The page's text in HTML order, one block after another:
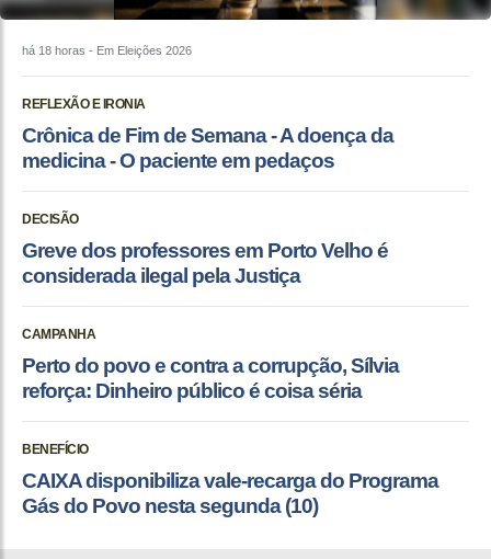
há 18 horas - Em Eleições 2026
REFLEXÃO E IRONIA
Crônica de Fim de Semana - A doença da
medicina - O paciente em pedaços
DECISÃO
Greve dos professores em Porto Velho é
considerada ilegal pela Justiça
CAMPANHA
Perto do povo e contra a corrupção, Sílvia
reforça: Dinheiro público é coisa séria
BENEFÍCIO
CAIXA disponibiliza vale-recarga do Programa
Gás do Povo nesta segunda (10)